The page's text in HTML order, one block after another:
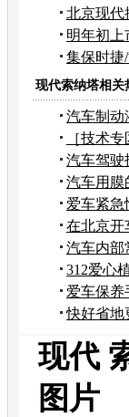
洋
北京现代
万元
明年初上
展
集保时捷
改装版
现代索纳塔相关
汽车制动
［技术
－新手必
汽车驾驶
领
汽车用膜
爱车紧急
在北京开
汽车内部
312爱心
爱车保养
快好省地
现代
图片